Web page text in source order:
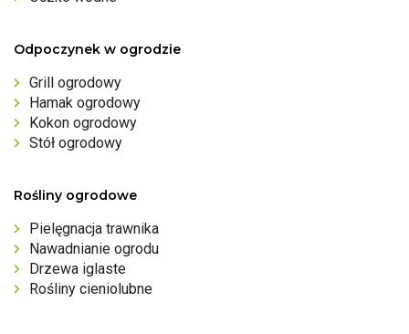
Odpoczynek w ogrodzie
Grill ogrodowy
Hamak ogrodowy
Kokon ogrodowy
Stół ogrodowy
Rośliny ogrodowe
Pielęgnacja trawnika
Nawadnianie ogrodu
Drzewa iglaste
Rośliny cieniolubne